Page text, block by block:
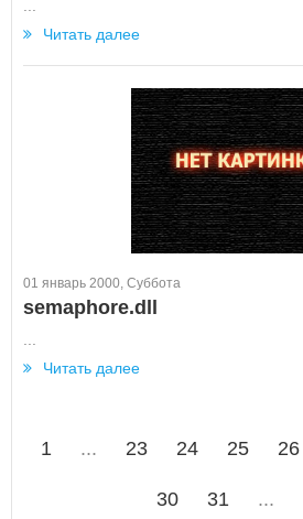
Читать далее
01 январь 2000, Суббота
semaphore.dll
Читать далее
1 ... 23 24 25 26
30 31 ...